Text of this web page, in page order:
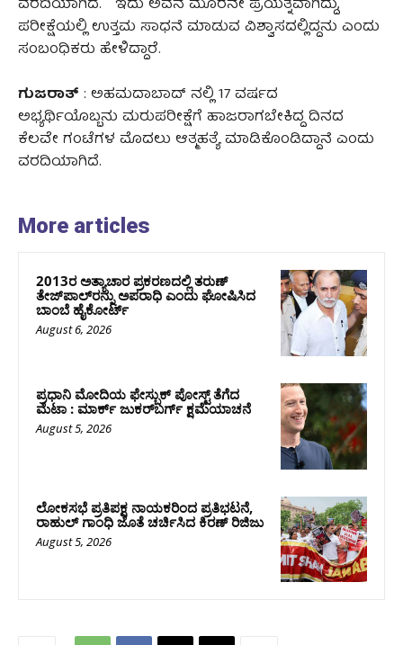
ವರದಿಯಾಗಿದೆ. ಇದು ಅವನ ಮೂರನೇ ಪ್ರಯತ್ನವಾಗಿದ್ದು,
ಪರೀಕ್ಷೆಯಲ್ಲಿ ಉತ್ತಮ ಸಾಧನೆ ಮಾಡುವ ವಿಶ್ವಾಸದಲ್ಲಿದ್ದನು ಎಂದು
ಸಂಬಂಧಿಕರು ಹೇಳಿದ್ದಾರೆ.
ಗುಜರಾತ್ : ಅಹಮದಾಬಾದ್‌ ನಲ್ಲಿ 17 ವರ್ಷದ
ಅಭ್ಯರ್ಥಿಯೊಬ್ಬನು ಮರುಪರೀಕ್ಷೆಗೆ ಹಾಜರಾಗಬೇಕಿದ್ದ ದಿನದ
ಕೆಲವೇ ಗಂಟೆಗಳ ಮೊದಲು ಆತ್ಮಹತ್ಯೆ ಮಾಡಿಕೊಂಡಿದ್ದಾನೆ ಎಂದು
ವರದಿಯಾಗಿದೆ.
More articles
2013ರ ಅತ್ಯಾಚಾರ ಪ್ರಕರಣದಲ್ಲಿ ತರುಣ್
ತೇಜ್‌ಪಾಲ್‌ರನ್ನು ಅಪರಾಧಿ ಎಂದು ಘೋಷಿಸಿದ
ಬಾಂಬೆ ಹೈಕೋರ್ಟ್
August 6, 2026
ಪ್ರಧಾನಿ ಮೋದಿಯ ಫೇಸ್ಬುಕ್‌ ಪೋಸ್ಟ್‌ ತೆಗೆದ
ಮೆಟಾ : ಮಾರ್ಕ್ ಜುಕರ್‌ಬರ್ಗ್ ಕ್ಷಮೆಯಾಚನೆ
August 5, 2026
ಲೋಕಸಭೆ ಪ್ರತಿಪಕ್ಷ ನಾಯಕರಿಂದ ಪ್ರತಿಭಟನೆ,
ರಾಹುಲ್‌ ಗಾಂಧಿ ಜೊತೆ ಚರ್ಚಿಸಿದ ಕಿರಣ್‌ ರಿಜಿಜು
August 5, 2026